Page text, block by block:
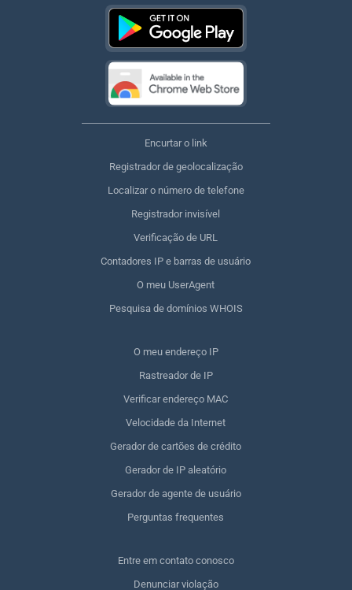
Encurtar o link
Registrador de geolocalização
Localizar o número de telefone
Registrador invisível
Verificação de URL
Contadores IP e barras de usuário
O meu UserAgent
Pesquisa de domínios WHOIS
O meu endereço IP
Rastreador de IP
Verificar endereço MAC
Velocidade da Internet
Gerador de cartões de crédito
Gerador de IP aleatório
Gerador de agente de usuário
Perguntas frequentes
Entre em contato conosco
Denunciar violação